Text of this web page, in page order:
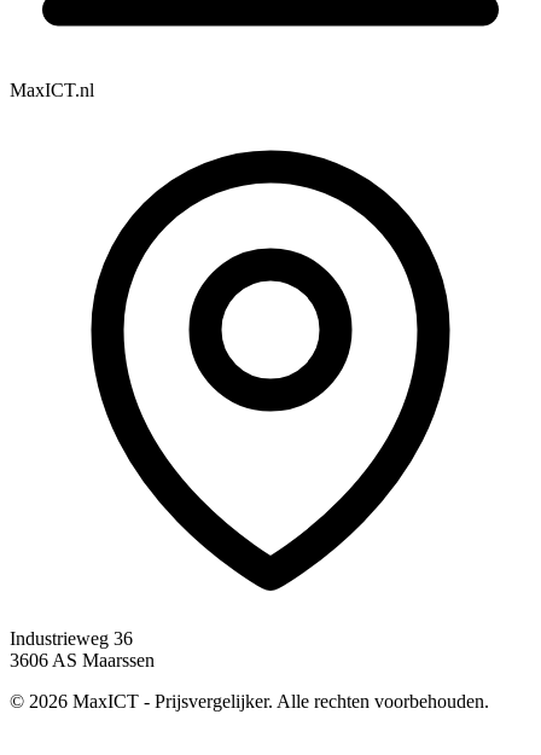
MaxICT.nl
Industrieweg 36
3606 AS Maarssen
© 2026 MaxICT - Prijsvergelijker. Alle rechten voorbehouden.